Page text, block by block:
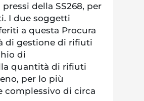
della SS268, per
I due soggetti
a questa Procura
di gestione di rifiuti
di
quantità di rifiuti
per lo più
complessivo di circa